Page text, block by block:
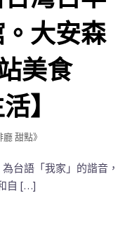
大安森
美食
】
廳 甜點》
台語「我家」的諧音，
自 […]